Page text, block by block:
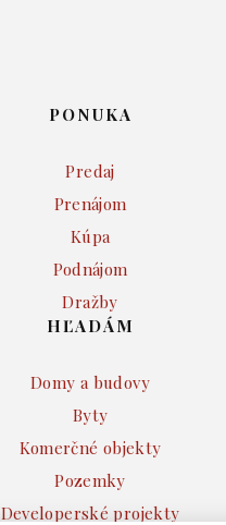
PONUKA
Predaj
Prenájom
Kúpa
Podnájom
Dražby
HĽADÁM
Domy a budovy
Byty
Komerčné objekty
Pozemky
Developerské projekty